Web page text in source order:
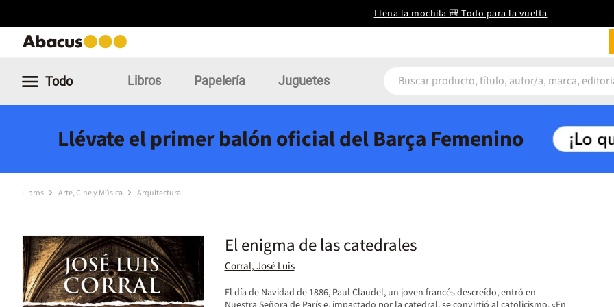
Llena la mochila 🎒 Todo para la vuelta
Todo Libros Papelería Juguetes
Llévate el primer balón oficial del Barça Femenino
Libros Arte, Cine y Música Arquitectura
El enigma de las catedrales
Corral, José Luis
El día de Navidad de 1886, Paul Claudel, un joven francés descreído, entró en